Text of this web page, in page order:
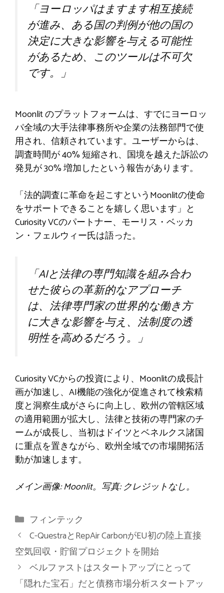
「ヨーロッパはますます相互接続
が進み、ある国の判例が他の国の
決定に大きな影響を与える可能性
があるため、このツールは不可欠
です。」
Moonlit のプラットフォームは、すでにヨーロッ
パ全域の大手法律事務所や企業の法務部門で使
用され、信頼されています。ユーザーからは、
調査時間が 40% 短縮され、国境を越えた訴訟の
発見が 30% 増加したという報告があります。
「法的調査に革命を起こすというMoonlitの使命
をサポートできることを嬉しく思います」と
Curiosity VCのパートナー、モーリス・ベッカ
ン・フェルウィー氏は語った。
「AIと法律の専門知識を組み合わ
せた彼らの革新的なアプローチ
は、法律専門家の世界的な働き方
に大きな影響を与え、法制度の透
明性を高めるだろう。」
Curiosity VCからの投資により、Moonlitの成長計
画が加速し、AI機能の強化が促進されて検索精
度と洞察生成がさらに向上し、欧州の管轄区域
の適用範囲が拡大し、法律と技術の専門家のチ
ームが成長し、当初はドイツとベネルクス諸国
に重点を置きながら、欧州全域での市場開拓活
動が加速します。
メイン画像: Moonlit。写真: クレジットなし。
カ
テ
ゴ
リ
ー
フィンテック
C-QuestraとRepAir CarbonがEU初の陸上直接
空気回収・貯留プロジェクトを開始
ベルファストはスタートアップにとって
「隠れた宝石」だと債務市場分析スタートアッ